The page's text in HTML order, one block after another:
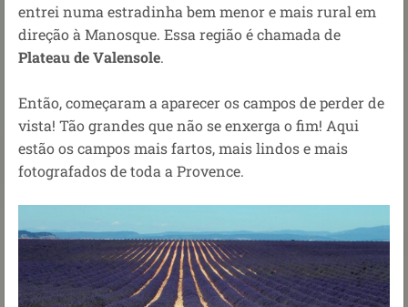
entrei numa estradinha bem menor e mais rural em
direção à Manosque. Essa região é chamada de
Plateau de Valensole.
Então, começaram a aparecer os campos de perder de
vista! Tão grandes que não se enxerga o fim! Aqui
estão os campos mais fartos, mais lindos e mais
fotografados de toda a Provence.